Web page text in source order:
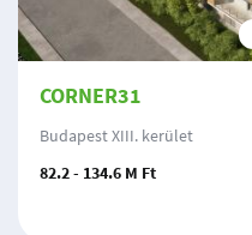
CORNER31
Budapest XIII. kerület
82.2 - 134.6 M Ft